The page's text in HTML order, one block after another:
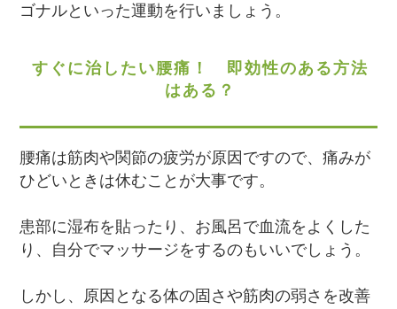
ゴナルといった運動を行いましょう。
すぐに治したい腰痛！ 即効性のある方法
はある？
腰痛は筋肉や関節の疲労が原因ですので、痛みが
ひどいときは休むことが大事です。
患部に湿布を貼ったり、お風呂で血流をよくした
り、自分でマッサージをするのもいいでしょう。
しかし、原因となる体の固さや筋肉の弱さを改善